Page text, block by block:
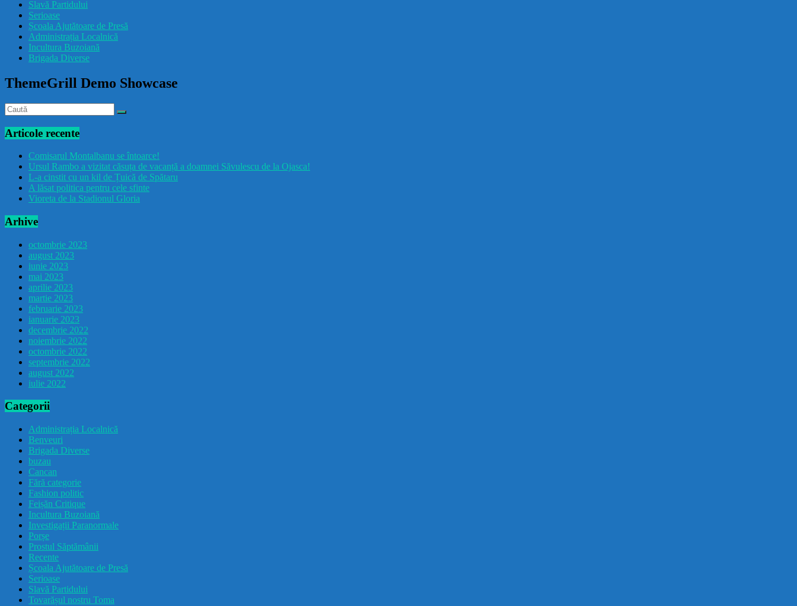
Slavă Partidului
Serioase
Școala Ajutătoare de Presă
Administrația Localnică
Incultura Buzoiană
Brigada Diverse
ThemeGrill Demo Showcase
Articole recente
Comisarul Montalbanu se întoarce!
Ursul Rambo a vizitat căsuța de vacanță a doamnei Săvulescu de la Ojasca!
L-a cinstit cu un kil de Țuică de Spătaru
A lăsat politica pentru cele sfinte
Vioreta de la Stadionul Gloria
Arhive
octombrie 2023
august 2023
iunie 2023
mai 2023
aprilie 2023
martie 2023
februarie 2023
ianuarie 2023
decembrie 2022
noiembrie 2022
octombrie 2022
septembrie 2022
august 2022
iulie 2022
Categorii
Administrația Localnică
Benveuri
Brigada Diverse
buzau
Cancan
Fără categorie
Fashion politic
Feișăn Critique
Incultura Buzoiană
Investigații Paranormale
Porșe
Prostul Săptămânii
Recente
Școala Ajutătoare de Presă
Serioase
Slavă Partidului
Tovarășul nostru Toma